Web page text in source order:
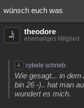
wünsch euch was
theodore
ehemaliges Mitglied
cybele schrieb:
Wie gesagt... in
bin 26 -).. hat man
wundert es mich.